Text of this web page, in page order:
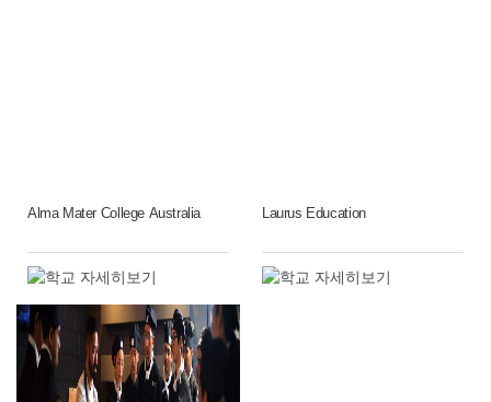
Alma Mater College Australia Laurus Education